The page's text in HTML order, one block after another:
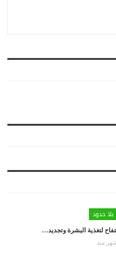
حدود
لتغذية البشرة وتجديد…